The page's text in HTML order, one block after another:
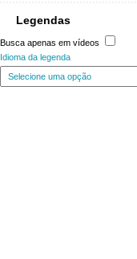
Legendas
Busca apenas em vídeos
Idioma da legenda